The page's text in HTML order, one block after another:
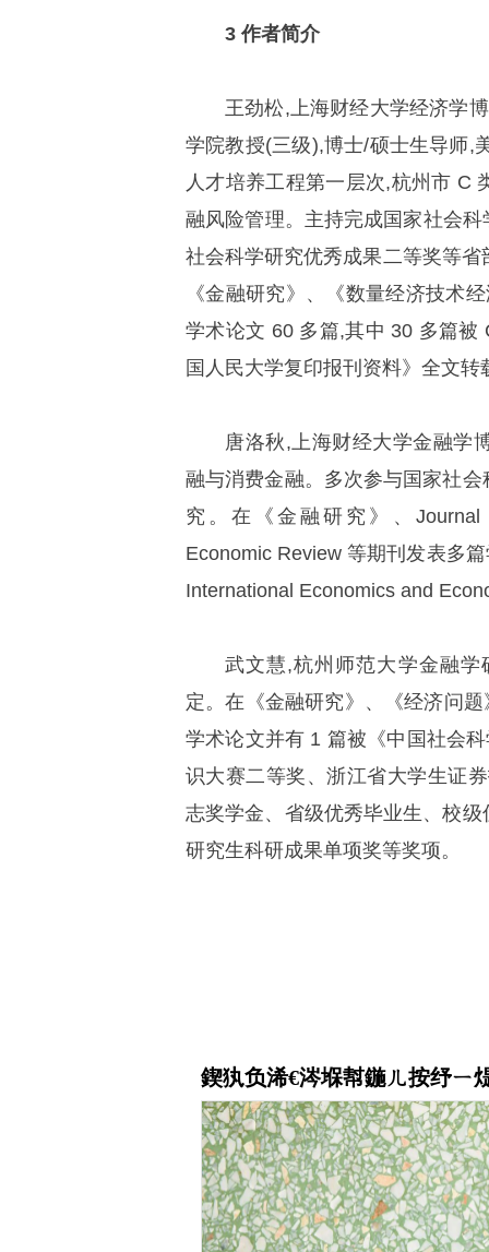
3 作者简介
王劲松,上海财经大学经济学
学院教授(三级),博士/硕士生导师,
人才培养工程第一层次,杭州市 C
融风险管理。主持完成国家社会
社会科学研究优秀成果二等奖等
《金融研究》、《数量经济技术
学术论文 60 多篇,其中 30 多篇被
国人民大学复印报刊资料》全文
唐洛秋,上海财经大学金融学
融与消费金融。多次参与国家社
究。在《金融研究》、Journal
Economic Review 等期刊发表多
International Economics and
武文慧,杭州师范大学金融
定。在《金融研究》、《经济问
学术论文并有 1 篇被《中国社会
识大赛二等奖、浙江省大学生证
志奖学金、省级优秀毕业生、校
研究生科研成果单项奖等奖项。